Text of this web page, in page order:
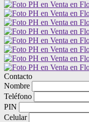
Contacto
Nombre
Teléfono
PIN
Celular